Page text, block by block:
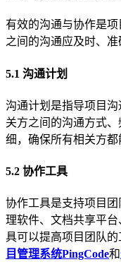
有效的沟通与协作是
之间的沟通应及时、准
5.1 沟通计划
沟通计划是指导项目
关方之间的沟通方式
细，确保所有相关方都
5.2 协作工具
协作工具是支持项目
理软件、文档共享平
具可以提高项目团队
目管理系统PingCode和